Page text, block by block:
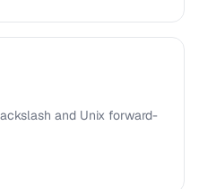
and Unix forward-